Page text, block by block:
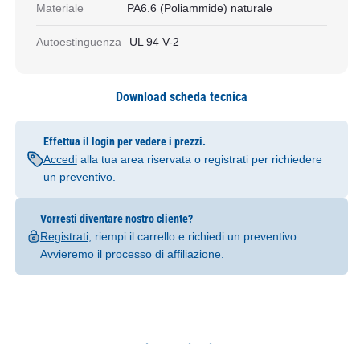
Materiale PA6.6 (Poliammide) naturale
Autoestinguenza UL 94 V-2
Download scheda tecnica
Effettua il login per vedere i prezzi.
Accedialla tua area riservata o registrati per richiedere
un preventivo.
Vorresti diventare nostro cliente?
Registrati, riempi il carrello e richiedi un preventivo.
Avvieremo il processo di affiliazione.